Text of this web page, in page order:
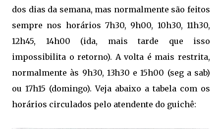
dos dias da semana, mas normalmente são feitos
sempre nos horários 7h30, 9h00, 10h30, 11h30,
12h45, 14h00 (ida, mais tarde que isso
impossibilita o retorno). A volta é mais restrita,
normalmente às 9h30, 13h30 e 15h00 (seg a sab)
ou 17h15 (domingo). Veja abaixo a tabela com os
horários circulados pelo atendente do guichê: